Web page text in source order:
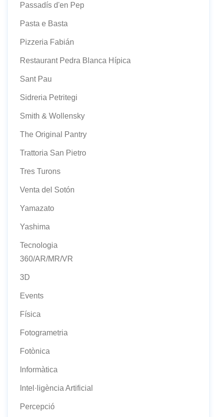
Passadís d'en Pep
Pasta e Basta
Pizzeria Fabián
Restaurant Pedra Blanca Hípica
Sant Pau
Sidreria Petritegi
Smith & Wollensky
The Original Pantry
Trattoria San Pietro
Tres Turons
Venta del Sotón
Yamazato
Yashima
Tecnologia
360/AR/MR/VR
3D
Events
Física
Fotogrametria
Fotònica
Informàtica
Intel·ligència Artificial
Percepció